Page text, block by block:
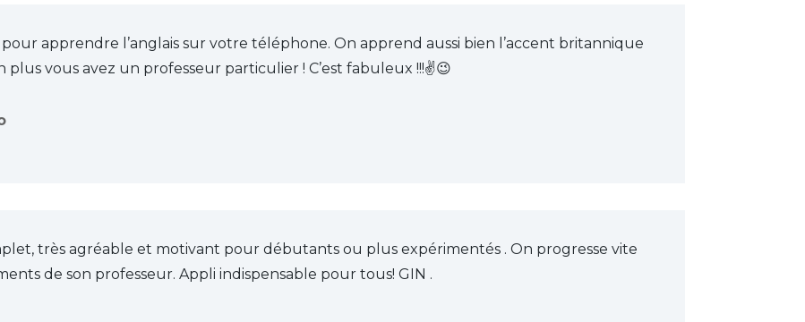
apprendre l’anglais sur votre téléphone. On apprend aussi bien l’accent britannique
plus vous avez un professeur particulier ! C’est fabuleux !!!✌😉
très agréable et motivant pour débutants ou plus expérimentés . On progresse vite
de son professeur. Appli indispensable pour tous! GIN .